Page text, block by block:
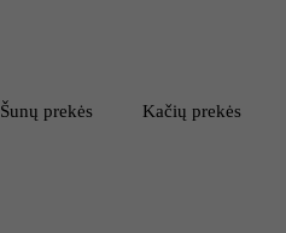
Šunų prekės Kačių prekės